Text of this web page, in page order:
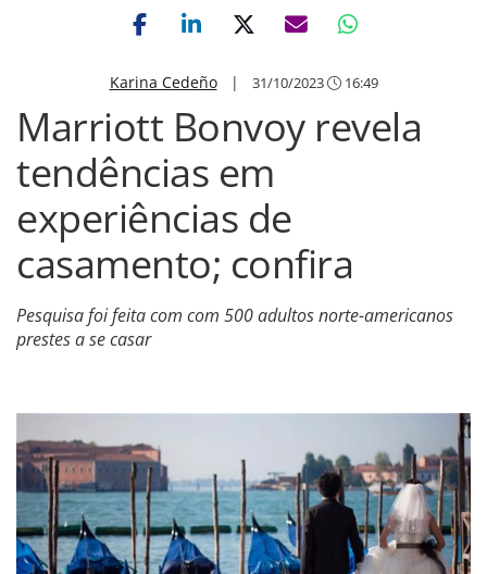
Karina Cedeño| 31/10/2023 16:49
Marriott Bonvoy revela
tendências em
experiências de
casamento; confira
Pesquisa foi feita com com 500 adultos norte-americanos
prestes a se casar